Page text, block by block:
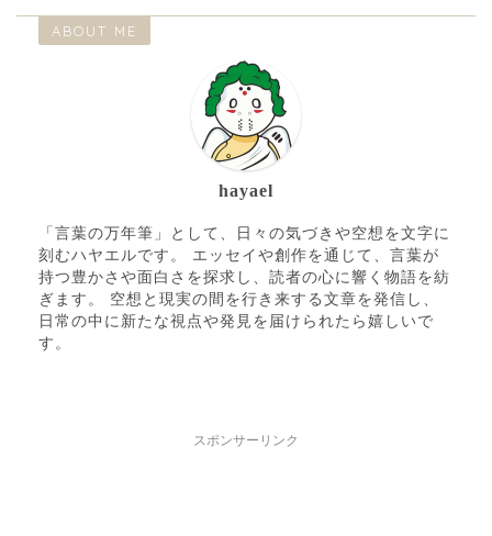
ABOUT ME
hayael
「言葉の万年筆」として、日々の気づきや空想を文字に
刻むハヤエルです。 エッセイや創作を通じて、言葉が
持つ豊かさや面白さを探求し、読者の心に響く物語を紡
ぎます。 空想と現実の間を行き来する文章を発信し、
日常の中に新たな視点や発見を届けられたら嬉しいで
す。
スポンサーリンク